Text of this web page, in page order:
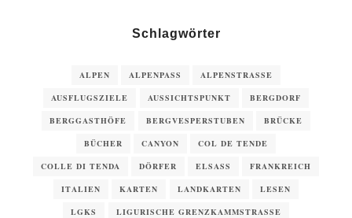
Schlagwörter
ALPEN ALPENPASS ALPENSTRASSE
AUSFLUGSZIELE AUSSICHTSPUNKT BERGDORF
BERGGASTHÖFE BERGVESPERSTUBEN BRÜCKE
BÜCHER CANYON COL DE TENDE
COLLE DI TENDA DÖRFER ELSASS FRANKREICH
ITALIEN KARTEN LANDKARTEN LESEN
LGKS LIGURISCHE GRENZKAMMSTRASSE